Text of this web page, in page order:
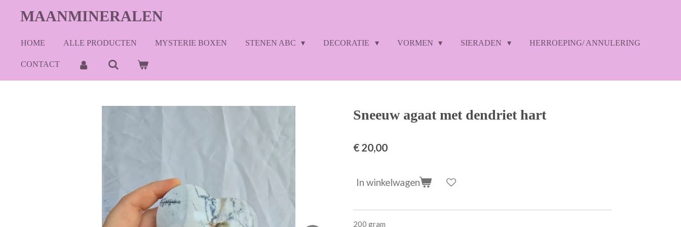
directMAANMINERALEN
HOME ALLE PRODUCTEN MYSTERIE BOXEN STENEN ABC DECORATIE VORMEN SIERADEN HERROEPING/ ANNULERING
CONTACT
Sneeuw agaat met dendriet hart
€ 20,00
In winkelwagen
200 gram